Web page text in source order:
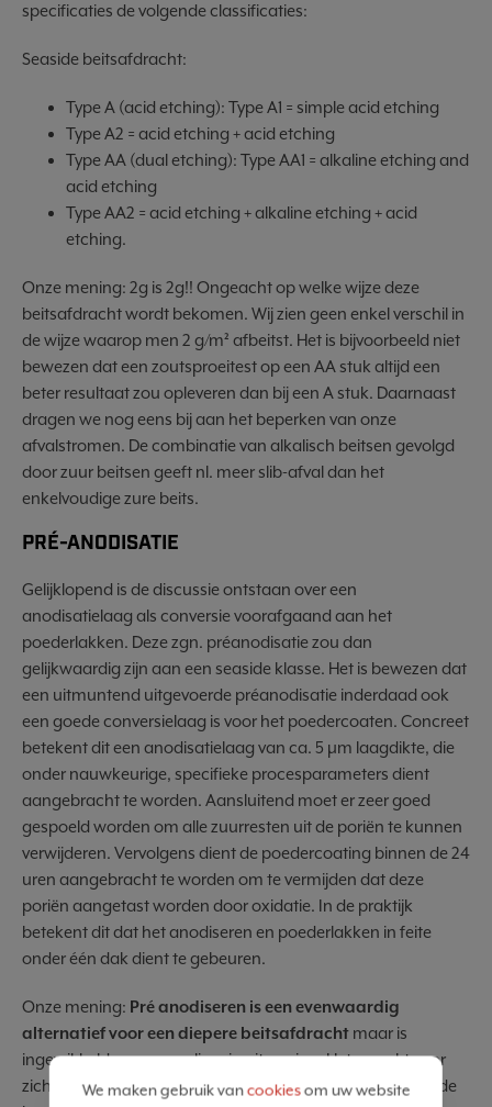
specificaties de volgende classificaties:
Seaside beitsafdracht:
Type A (acid etching): Type A1 = simple acid etching
Type A2 = acid etching + acid etching
Type AA (dual etching): Type AA1 = alkaline etching and
acid etching
Type AA2 = acid etching + alkaline etching + acid
etching.
Onze mening: 2g is 2g!! Ongeacht op welke wijze deze
beitsafdracht wordt bekomen. Wij zien geen enkel verschil in
de wijze waarop men 2 g/m² afbeitst. Het is bijvoorbeeld niet
bewezen dat een zoutsproeitest op een AA stuk altijd een
beter resultaat zou opleveren dan bij een A stuk. Daarnaast
dragen we nog eens bij aan het beperken van onze
afvalstromen. De combinatie van alkalisch beitsen gevolgd
door zuur beitsen geeft nl. meer slib-afval dan het
enkelvoudige zure beits.
PRÉ-ANODISATIE
Gelijklopend is de discussie ontstaan over een
anodisatielaag als conversie voorafgaand aan het
poederlakken. Deze zgn. préanodisatie zou dan
gelijkwaardig zijn aan een seaside klasse. Het is bewezen dat
een uitmuntend uitgevoerde préanodisatie inderdaad ook
een goede conversielaag is voor het poedercoaten. Concreet
betekent dit een anodisatielaag van ca. 5 µm laagdikte, die
onder nauwkeurige, specifieke procesparameters dient
aangebracht te worden. Aansluitend moet er zeer goed
gespoeld worden om alle zuurresten uit de poriën te kunnen
verwijderen. Vervolgens dient de poedercoating binnen de 24
uren aangebracht te worden om te vermijden dat deze
poriën aangetast worden door oxidatie. In de praktijk
betekent dit dat het anodiseren en poederlakken in feite
onder één dak dient te gebeuren.
Onze mening: Pré anodiseren is een evenwaardig
alternatief voor een diepere beitsafdracht maar is
ingewikkelder en gevoeliger in uitvoering. Het spreekt voor
zich dat het daarom een hogere kostprijs heeft o.a. door de
We maken gebruik vancookiesom uw website